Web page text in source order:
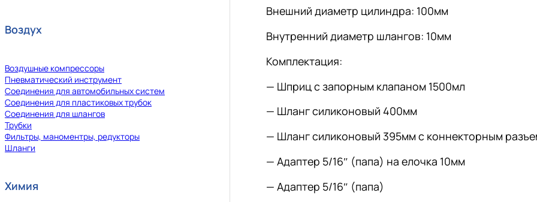
Воздух
Воздушные компрессоры
Пневматический инструмент
Соединения для автомобильных систем
Соединения для пластиковых трубок
Соединения для шлангов
Трубки
Фильтры, маноментры, редукторы
Шланги
Химия
Внешний диаметр цилиндра: 100мм
Внутренний диаметр шлангов: 10мм
Комплектация:
— Шприц с запорным клапаном 1500мл
— Шланг силиконовый 400мм
— Шланг силиконовый 395мм с коннекторным
— Адаптер 5/16″ (папа) на елочка 10мм
— Адаптер 5/16″ (папа)